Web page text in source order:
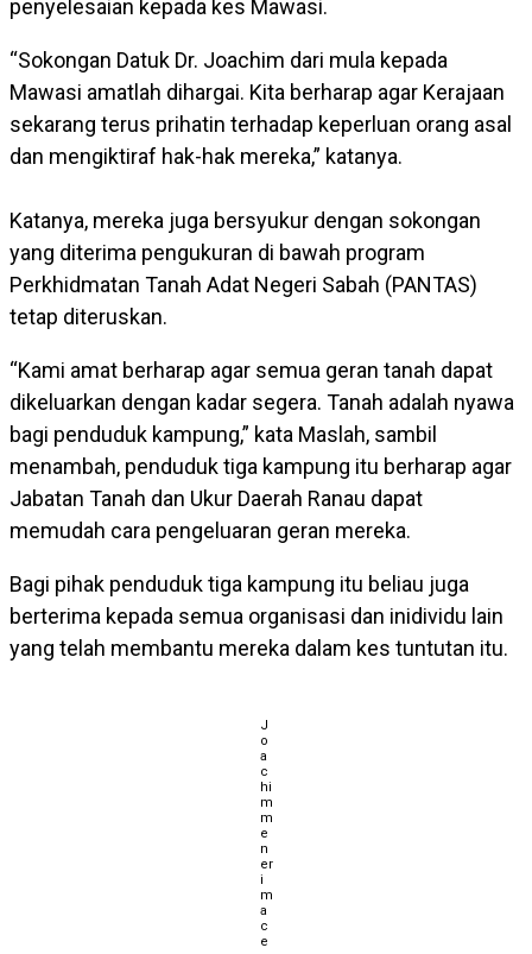
penyelesaian kepada kes Mawasi.
“Sokongan Datuk Dr. Joachim dari mula kepada
Mawasi amatlah dihargai. Kita berharap agar Kerajaan
sekarang terus prihatin terhadap keperluan orang asal
dan mengiktiraf hak-hak mereka,” katanya.
Katanya, mereka juga bersyukur dengan sokongan
yang diterima pengukuran di bawah program
Perkhidmatan Tanah Adat Negeri Sabah (PANTAS)
tetap diteruskan.
“Kami amat berharap agar semua geran tanah dapat
dikeluarkan dengan kadar segera. Tanah adalah nyawa
bagi penduduk kampung,” kata Maslah, sambil
menambah, penduduk tiga kampung itu berharap agar
Jabatan Tanah dan Ukur Daerah Ranau dapat
memudah cara pengeluaran geran mereka.
Bagi pihak penduduk tiga kampung itu beliau juga
berterima kepada semua organisasi dan inidividu lain
yang telah membantu mereka dalam kes tuntutan itu.
J
o
a
c
hi
m
m
e
n
er
i
m
a
c
e